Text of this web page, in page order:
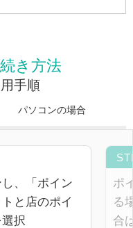
き方法
手順
パソコンの場合
、「ポイン
と店のポイ
択
ポ
る
合